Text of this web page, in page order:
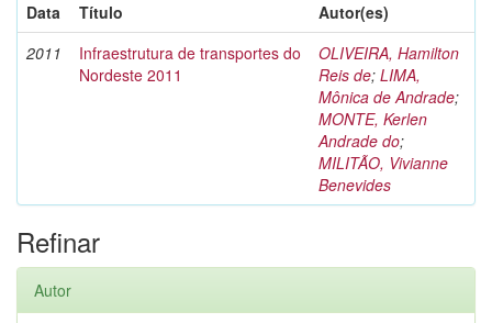
Data
Título
Autor(es)
2011
Infraestrutura de transportes do
Nordeste 2011
OLIVEIRA, Hamilton
Reis de; LIMA,
Mônica de Andrade;
MONTE, Kerlen
Andrade do;
MILITÃO, Vivianne
Benevides
Refinar
Autor